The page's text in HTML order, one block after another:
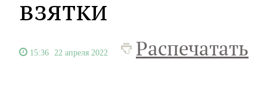
взятки
15:36 22 апреля 2022 Распечатать